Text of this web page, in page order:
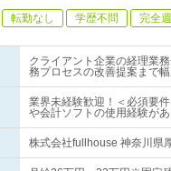
転勤なし 学歴不問 完全
クライアント企業の経理業
務プロセスの改善提案まで
業界未経験歓迎！＜必須要
や会計ソフトの使用経験が
株式会社fullhouse 神奈川